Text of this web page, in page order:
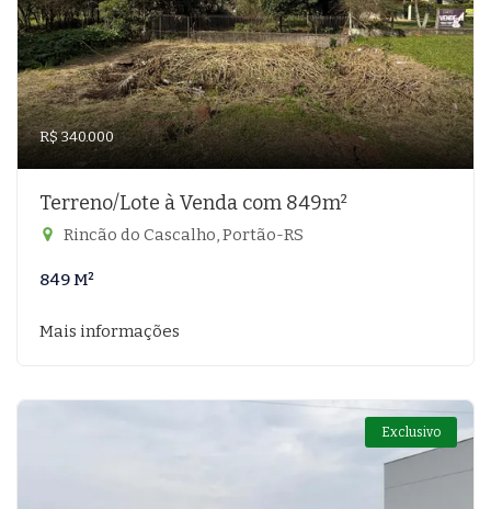
R$ 340.000
Terreno/Lote à Venda com 849m²
Rincão do Cascalho, Portão-RS
849 M²
Mais informações
Exclusivo